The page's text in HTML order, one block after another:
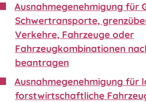
Ausnahmegenehmigung für
Schwertransporte,
Verkehre, Fahrzeuge oder
Fahrzeugkombinationen
beantragen
Ausnahmegenehmigung für
forstwirtschaftliche